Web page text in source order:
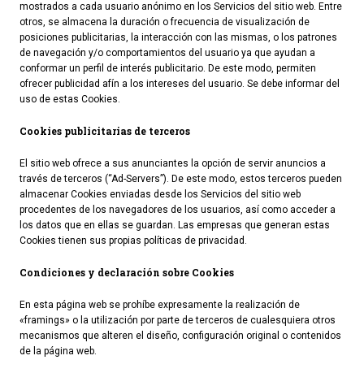
mostrados a cada usuario anónimo en los Servicios del sitio web. Entre
otros, se almacena la duración o frecuencia de visualización de
posiciones publicitarias, la interacción con las mismas, o los patrones
de navegación y/o comportamientos del usuario ya que ayudan a
conformar un perfil de interés publicitario. De este modo, permiten
ofrecer publicidad afín a los intereses del usuario. Se debe informar del
uso de estas Cookies.
Cookies publicitarias de terceros
El sitio web ofrece a sus anunciantes la opción de servir anuncios a
través de terceros (“Ad-Servers”). De este modo, estos terceros pueden
almacenar Cookies enviadas desde los Servicios del sitio web
procedentes de los navegadores de los usuarios, así como acceder a
los datos que en ellas se guardan. Las empresas que generan estas
Cookies tienen sus propias políticas de privacidad.
Condiciones y declaración sobre Cookies
En esta página web se prohíbe expresamente la realización de
«framings» o la utilización por parte de terceros de cualesquiera otros
mecanismos que alteren el diseño, configuración original o contenidos
de la página web.